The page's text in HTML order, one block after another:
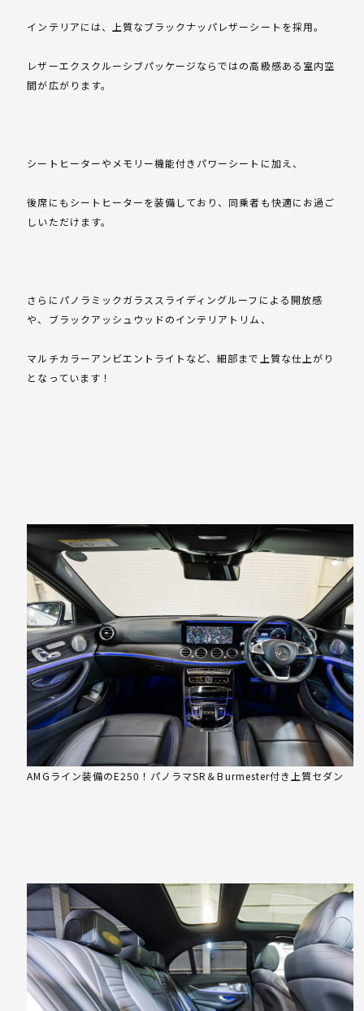
インテリアには、上質なブラックナッパレザーシートを採用。
レザーエクスクルーシブパッケージならではの高級感ある室内空
間が広がります。
シートヒーターやメモリー機能付きパワーシートに加え、
後席にもシートヒーターを装備しており、同乗者も快適にお過ご
しいただけます。
さらにパノラミックガラススライディングルーフによる開放感
や、ブラックアッシュウッドのインテリアトリム、
マルチカラーアンビエントライトなど、細部まで上質な仕上がり
となっています！
AMGライン装備のE250！パノラマSR＆Burmester付き上質セダン